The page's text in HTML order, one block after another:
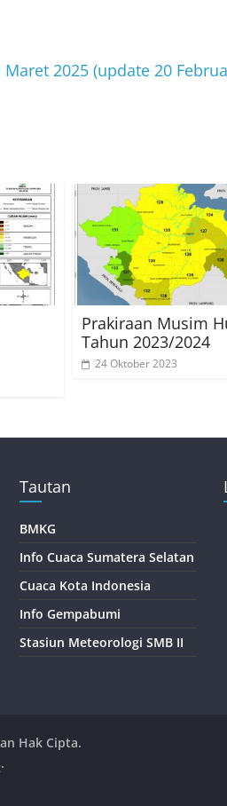
2025 (update 20
Prakiraan Musim
Tahun 2023/2024
24 Oktober 2023
Tautan
BMKG
Info Cuaca Sumatera Selatan
Cuaca Kota Indonesia
Info Gempabumi
Stasiun Meteorologi SMB II
Hak Cipta.
.